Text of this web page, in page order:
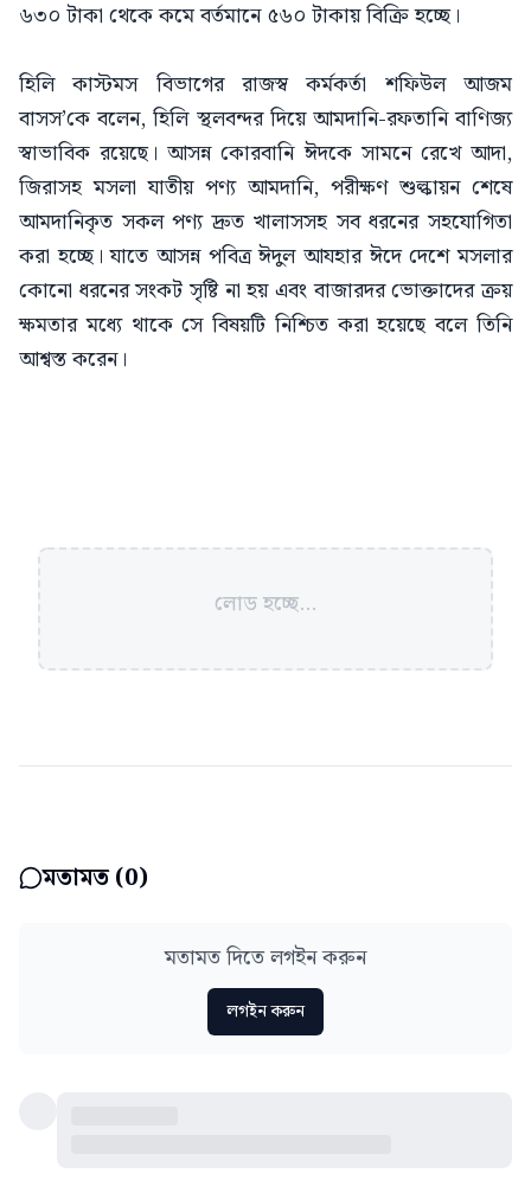
৬৩০ টাকা থেকে কমে বর্তমানে ৫৬০ টাকায় বিক্রি হচ্ছে।
হিলি কাস্টমস বিভাগের রাজস্ব কর্মকর্তা শফিউল আজম
বাসস’কে বলেন, হিলি স্থলবন্দর দিয়ে আমদানি-রফতানি বাণিজ্য
স্বাভাবিক রয়েছে। আসন্ন কোরবানি ঈদকে সামনে রেখে আদা,
জিরাসহ মসলা যাতীয় পণ্য আমদানি, পরীক্ষণ শুল্কায়ন শেষে
আমদানিকৃত সকল পণ্য দ্রুত খালাসসহ সব ধরনের সহযোগিতা
করা হচ্ছে। যাতে আসন্ন পবিত্র ঈদুল আযহার ঈদে দেশে মসলার
কোনো ধরনের সংকট সৃষ্টি না হয় এবং বাজারদর ভোক্তাদের ক্রয়
ক্ষমতার মধ্যে থাকে সে বিষয়টি নিশ্চিত করা হয়েছে বলে তিনি
আশ্বস্ত করেন।
লোড হচ্ছে...
মতামত (0)
মতামত দিতে লগইন করুন
লগইন করুন